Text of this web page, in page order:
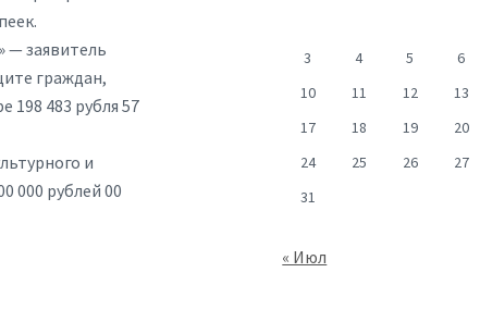
— заявитель
граждан,
483 рубля 57
и
000 рублей 00
3
4 5 6
10
11 12 13
17
18 19 20
24
25 26 27
31
« Июл